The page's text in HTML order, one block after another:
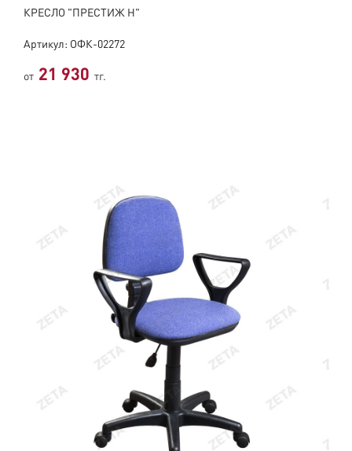
КРЕСЛО "ПРЕСТИЖ Н"
Артикул: ОФК-02272
от 21 930 тг.